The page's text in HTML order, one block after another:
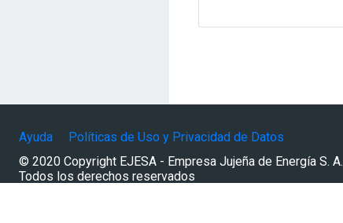
Ayuda
Políticas de Uso y Privacidad de Datos
© 2020 Copyright EJESA - Empresa Jujeña de Energía S. A.
Todos los derechos reservados